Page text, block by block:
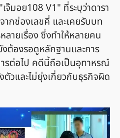
จ๊มอย108 V1" ที่ระบุว่าดารา
กช่องเลขคี่ และเคยรับบท
ลายเรื่อง ซึ่งทำให้หลายคน
งต้องรอดูหลักฐานและการ
รต่อไป คดีนี้ถือเป็นอุทาหรณ์
ตัวและไม่ยุ่งเกี่ยวกับธุรกิจผิด